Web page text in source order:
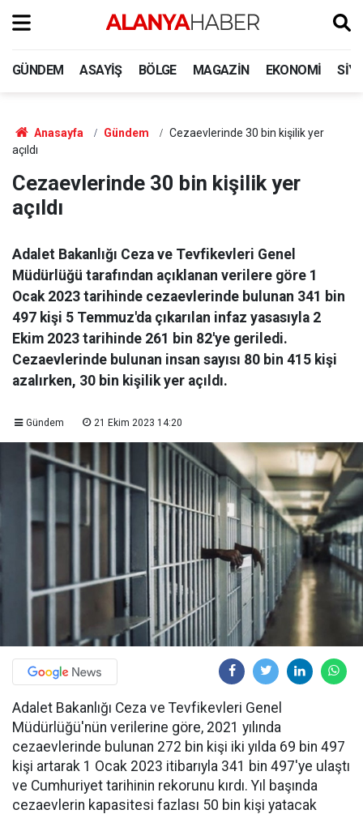
GÜNDEM ASAYIŞ BÖLGE MAGAZIN EKONOMI
Anasayfa Gündem
Cezaevlerinde 30 bin kişilik yer
açıldı
Cezaevlerinde 30 bin kişilik yer
açıldı
Adalet Bakanlığı Ceza ve Tevfikevleri Genel
Müdürlüğü tarafından açıklanan verilere göre 1
Ocak 2023 tarihinde cezaevlerinde bulunan 341 bin
497 kişi 5 Temmuz'da çıkarılan infaz yasasıyla 2
Ekim 2023 tarihinde 261 bin 82'ye geriledi.
Cezaevlerinde bulunan insan sayısı 80 bin 415 kişi
azalırken, 30 bin kişilik yer açıldı.
Gündem 21 Ekim 2023 14:20
Adalet Bakanlığı Ceza ve Tevfikevleri Genel
Müdürlüğü'nün verilerine göre, 2021 yılında
cezaevlerinde bulunan 272 bin kişi iki yılda 69 bin 497
kişi artarak 1 Ocak 2023 itibarıyla 341 bin 497'ye ulaştı
ve Cumhuriyet tarihinin rekorunu kırdı. Yıl başında
cezaevlerin kapasitesi fazlası 50 bin kişi yatacak